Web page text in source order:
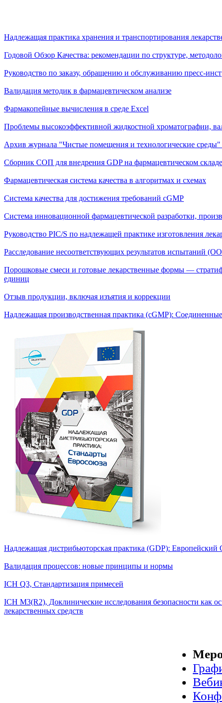
Надлежащая практика хранения и транспортирования
Годовой Обзор Качества: рекомендации по структуре,
Руководство по заказу, обращению и обслуживанию пресс-
Валидация методик в фармацевтическом анализе
Фармакопейные вычисления в среде Excel
Проблемы высокоэффективной жидкостной хроматографии,
Архив журнала "Чистые помещения и технологические среды"
Сборник СОП для внедрения GDP на фармацевтическом складе
Фармацевтическая система качества в алгоритмах и схемах
Система качества для достижения требований cGMP
Система инновационной фармацевтической разработки,
Руководство PIC/S по надлежащей практике изготовления
Расследование несоответствующих результатов испытаний
Порошковые смеси и готовые лекарственные формы —
единиц
Отзыв продукции, включая изъятия и коррекции
Надлежащая производственная практика (сGMP):
Надлежащая дистрибьюторская практика (GDP): Европейский
Валидация процессов: новые принципы и нормы
ICH Q3, Стандартизация примесей
ICH M3(R2), Доклинические исследования безопасности как
лекарственных средств